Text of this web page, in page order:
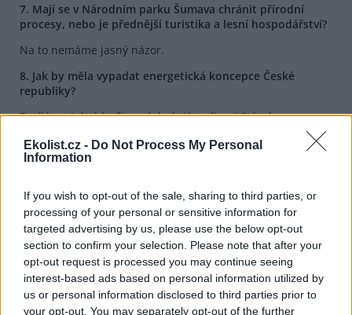
Ekolist.cz - Do Not Process My Personal
Information
If you wish to opt-out of the sale, sharing to third parties, or
processing of your personal or sensitive information for
targeted advertising by us, please use the below opt-out
section to confirm your selection. Please note that after your
opt-out request is processed you may continue seeing
interest-based ads based on personal information utilized by
us or personal information disclosed to third parties prior to
your opt-out. You may separately opt-out of the further
7. Mají se v Národním parku Šumava chránit přírodní
procesy, nebo je přednější turistika a lesní hospodářství?
Na to nemáme jasný názor.
8. Jak by měla vypadat energetická koncepce České
republiky?
Zasílám pirátské připomínky k Aktualizaci Státní
V materiálu zaslaném redakci Piráti požadují, aby byly
(posuzování vlivů koncepcí na životní prostředí), během
něhož by byly důsledně hodnoceny všechny negativní vlivy
veškerých částí. Hodnotit by se měly i známé či
předpokládané přeshraniční vlivy.
Na předložené a v současnosti jediné variantě Státní
energetické koncepce, která je postavená především na
jaderné energetice, zapojení spaloven a tradičních